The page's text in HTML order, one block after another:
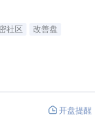
社区
改善盘
开盘提醒